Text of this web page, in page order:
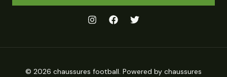
© 2026 chaussures football. Powered by chaussures